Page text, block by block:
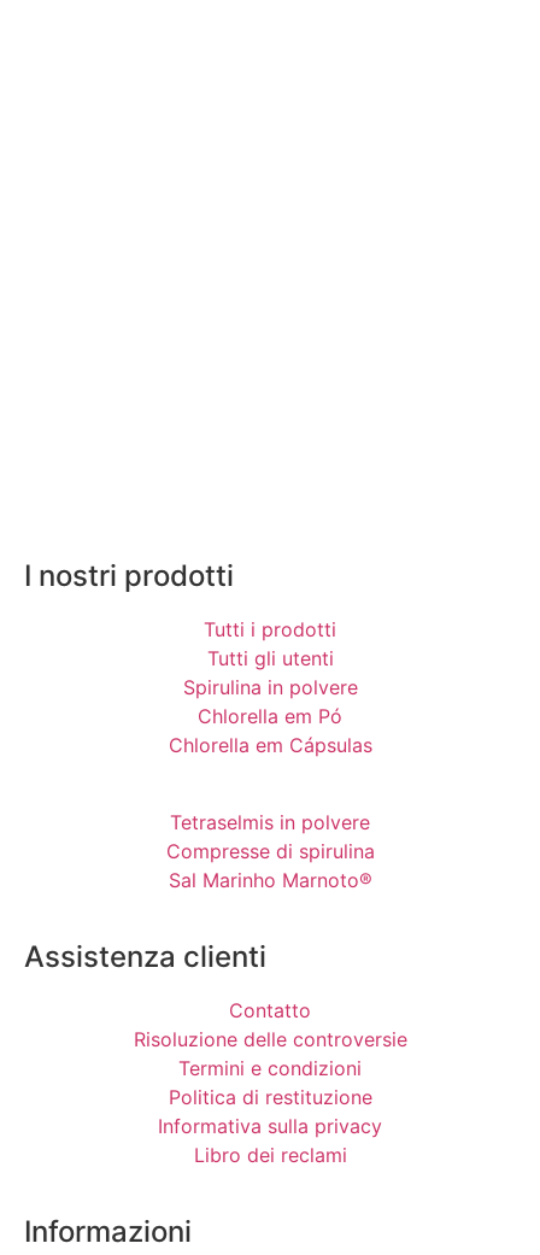
I nostri prodotti
Tutti i prodotti
Tutti gli utenti
Spirulina in polvere
Chlorella em Pó
Chlorella em Cápsulas
Tetraselmis in polvere
Compresse di spirulina
Sal Marinho Marnoto®
Assistenza clienti
Contatto
Risoluzione delle controversie
Termini e condizioni
Politica di restituzione
Informativa sulla privacy
Libro dei reclami
Informazioni